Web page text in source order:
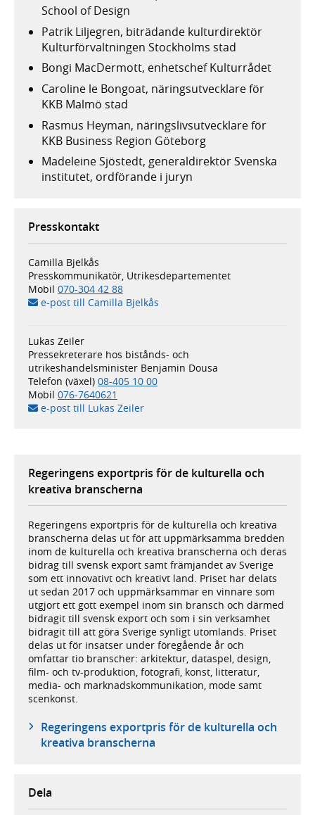
School of Design
Patrik Liljegren, biträdande kulturdirektör
Kulturförvaltningen Stockholms stad
Bongi MacDermott, enhetschef Kulturrådet
Caroline le Bongoat, näringsutvecklare för
KKB Malmö stad
Rasmus Heyman, näringslivsutvecklare för
KKB Business Region Göteborg
Madeleine Sjöstedt, generaldirektör Svenska
institutet, ordförande i juryn
Presskontakt
Camilla Bjelkås
Presskommunikatör, Utrikesdepartementet
Mobil 070-304 42 88
e-post till Camilla Bjelkås
Lukas Zeiler
Pressekreterare hos bistånds- och
utrikeshandelsminister Benjamin Dousa
Telefon (växel) 08-405 10 00
Mobil 076-7640621
e-post till Lukas Zeiler
Regeringens exportpris för de kulturella och
kreativa branscherna
Regeringens exportpris för de kulturella och kreativa
branscherna delas ut för att uppmärksamma bredden
inom de kulturella och kreativa branscherna och deras
bidrag till svensk export samt främjandet av Sverige
som ett innovativt och kreativt land. Priset har delats
ut sedan 2017 och uppmärksammar en vinnare som
utgjort ett gott exempel inom sin bransch och därmed
bidragit till svensk export och som i sin verksamhet
bidragit till att göra Sverige synligt utomlands. Priset
delas ut för insatser under föregående år och
omfattar tio branscher: arkitektur, dataspel, design,
film- och tv-produktion, fotografi, konst, litteratur,
media- och marknadskommunikation, mode samt
scenkonst.
Regeringens exportpris för de kulturella och
kreativa branscherna
Dela